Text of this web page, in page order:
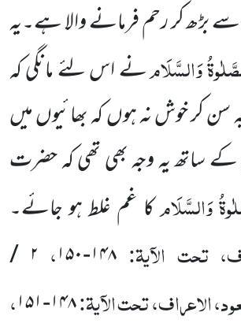
بڑھ کر رحم فرمانے والا ہے۔یہ
وَالسَّلَامنے اس لئے مانگی کہ
کر خوش نہ ہوں کہ بھائیوں میں
ساتھ یہ وجہ بھی تھی کہ حضرت
وَالسَّلَامکا غم غلط ہو جائے۔
تحت الآیۃ: ۱۴۸-۱۵۰ ،
۲ /
الاعراف، تحت الآیۃ:۱۴۸-۱۵۱ ،